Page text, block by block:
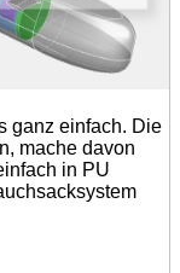
ganz einfach. Die
mache davon
in PU